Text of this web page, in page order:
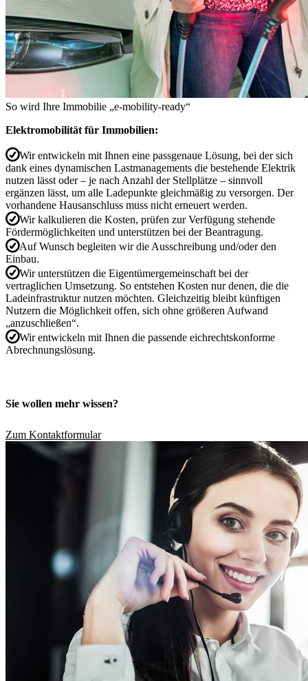
So wird Ihre Immobilie „e-mobility-ready“
Elektromobilität für Immobilien:
Wir entwickeln mit Ihnen eine passgenaue Lösung, bei der sich
dank eines dynamischen Lastmanagements die bestehende Elektrik
nutzen lässt oder – je nach Anzahl der Stellplätze – sinnvoll
ergänzen lässt, um alle Ladepunkte gleichmäßig zu versorgen. Der
vorhandene Hausanschluss muss nicht erneuert werden.
Wir kalkulieren die Kosten, prüfen zur Verfügung stehende
Fördermöglichkeiten und unterstützen bei der Beantragung.
Auf Wunsch begleiten wir die Ausschreibung und/oder den
Einbau.
Wir unterstützen die Eigentümergemeinschaft bei der
vertraglichen Umsetzung. So entstehen Kosten nur denen, die die
Ladeinfrastruktur nutzen möchten. Gleichzeitig bleibt künftigen
Nutzern die Möglichkeit offen, sich ohne größeren Aufwand
„anzuschließen“.
Wir entwickeln mit Ihnen die passende eichrechtskonforme
Abrechnungslösung.
Sie wollen mehr wissen?
Zum Kontaktformular